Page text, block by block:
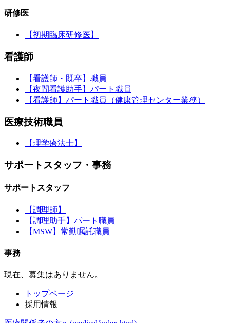
研修医
【初期臨床研修医】
看護師
【看護師・既卒】職員
【夜間看護助手】パート職員
【看護師】パート職員（健康管理センター業務）
医療技術職員
【理学療法士】
サポートスタッフ・事務
サポートスタッフ
【調理師】
【調理助手】パート職員
【MSW】常勤嘱託職員
事務
現在、募集はありません。
トップページ
採用情報